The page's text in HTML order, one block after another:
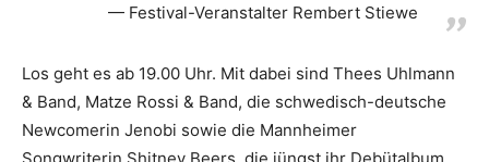
Festival-Veranstalter Rembert Stiewe
Los geht es ab 19.00 Uhr. Mit dabei sind Thees Uhlmann
& Band, Matze Rossi & Band, die schwedisch-deutsche
Newcomerin Jenobi sowie die Mannheimer